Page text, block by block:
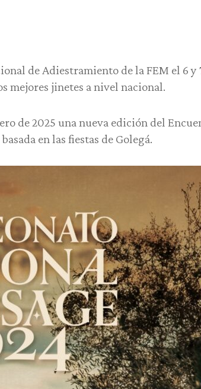
de Adiestramiento de la FEM el 6
mejores jinetes a nivel nacional.
de 2025 una nueva edición del
en las fiestas de Golegá.